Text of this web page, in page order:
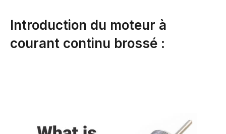
Introduction du moteur à
courant continu brossé :